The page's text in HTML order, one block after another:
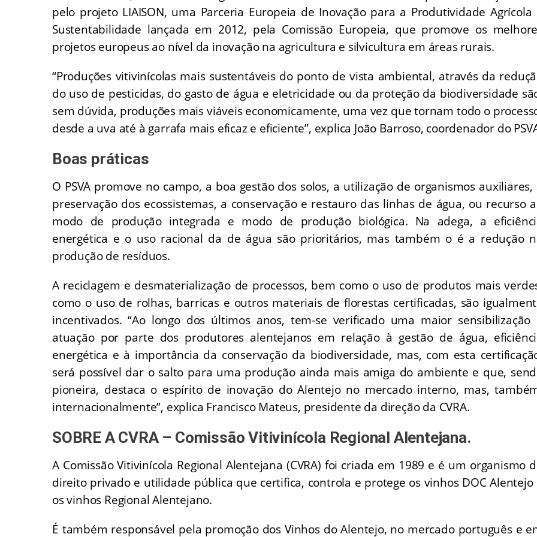
pelo projeto LIAISON, uma Parceria Europeia de Inovação para a Produtividade Agrícola
Sustentabilidade lançada em 2012, pela Comissão Europeia, que promove os
projetos europeus ao nível da inovação na agricultura e silvicultura em áreas rurais.
“Produções vitivinícolas mais sustentáveis do ponto de vista ambiental, através da
do uso de pesticidas, do gasto de água e eletricidade ou da proteção da biodiversidade
sem dúvida, produções mais viáveis economicamente, uma vez que tornam todo o
desde a uva até à garrafa mais eficaz e eficiente”, explica João Barroso, coordenador do
Boas práticas
O PSVA promove no campo, a boa gestão dos solos, a utilização de organismos auxiliares,
preservação dos ecossistemas, a conservação e restauro das linhas de água, ou recurso
modo de produção integrada e modo de produção biológica. Na adega, a
energética e o uso racional da de água são prioritários, mas também o é a redução
produção de resíduos.
A reciclagem e desmaterialização de processos, bem como o uso de produtos mais
como o uso de rolhas, barricas e outros materiais de florestas certificadas, são
incentivados. “Ao longo dos últimos anos, tem-se verificado uma maior sensibilização
atuação por parte dos produtores alentejanos em relação à gestão de água,
energética e à importância da conservação da biodiversidade, mas, com esta
será possível dar o salto para uma produção ainda mais amiga do ambiente e que,
pioneira, destaca o espírito de inovação do Alentejo no mercado interno, mas,
internacionalmente”, explica Francisco Mateus, presidente da direção da CVRA.
SOBRE A CVRA – Comissão Vitivinícola Regional Alentejana.
A Comissão Vitivinícola Regional Alentejana (CVRA) foi criada em 1989 e é um organismo
direito privado e utilidade pública que certifica, controla e protege os vinhos DOC Alentejo
os vinhos Regional Alentejano.
É também responsável pela promoção dos Vinhos do Alentejo, no mercado português e